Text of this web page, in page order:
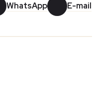
WhatsApp E-mail